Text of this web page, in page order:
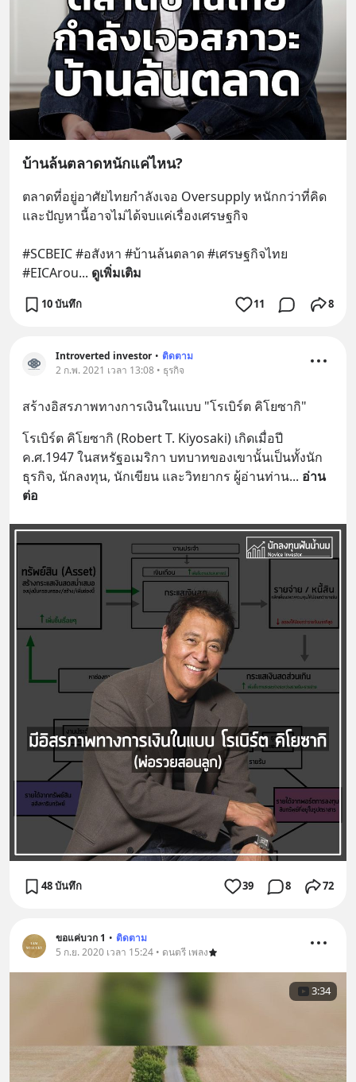
บ้านล้นตลาดหนักแค่ไหน?
ตลาดที่อยู่อาศัยไทยกำลังเจอ Oversupply หนักกว่าที่คิด
และปัญหานี้อาจไม่ได้จบแค่เรื่องเศรษฐกิจ
#SCBEIC #อสังหา #บ้านล้นตลาด #เศรษฐกิจไทย
#EICArou... ดูเพิ่มเติม
10 บันทึก 11 8
Introverted investor • ติดตาม
2 ก.พ. 2021 เวลา 13:08 • ธุรกิจ
สร้างอิสรภาพทางการเงินในแบบ "โรเบิร์ต คิโยซากิ"
โรเบิร์ต คิโยซากิ (Robert T. Kiyosaki) เกิดเมื่อปี
ค.ศ.1947 ในสหรัฐอเมริกา บทบาทของเขานั้นเป็นทั้งนัก
ธุรกิจ, นักลงทุน, นักเขียน และวิทยากร ผู้อ่านท่าน... อ่าน
ต่อ
48 บันทึก 39 8 72
ขอแค่บวก 1 • ติดตาม
5 ก.ย. 2020 เวลา 15:24 • ดนตรี เพลง
3:34